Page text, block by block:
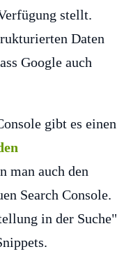
stellt.
Daten
Google auch
gibt es einen
man auch den
Search Console.
in der Suche"